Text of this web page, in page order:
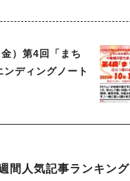
）第4回「まち
ディングノート
間人気記事ランキング